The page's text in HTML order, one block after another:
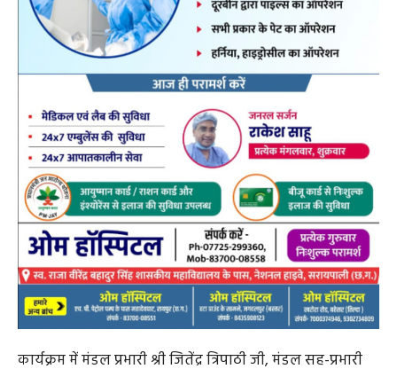
कार्यक्रम में मंडल प्रभारी श्री जितेंद्र त्रिपाठी जी, मंडल सह-प्रभारी